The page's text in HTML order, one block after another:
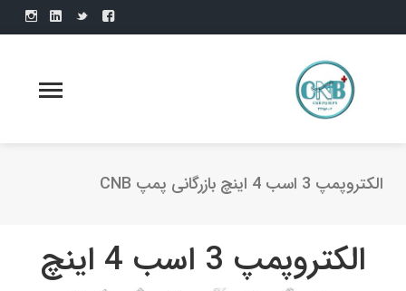
الکتروپمپ 3 اسب 4 اینچ بازرگانی پمپ CNB
الکتروپمپ 3 اسب 4 اینچ